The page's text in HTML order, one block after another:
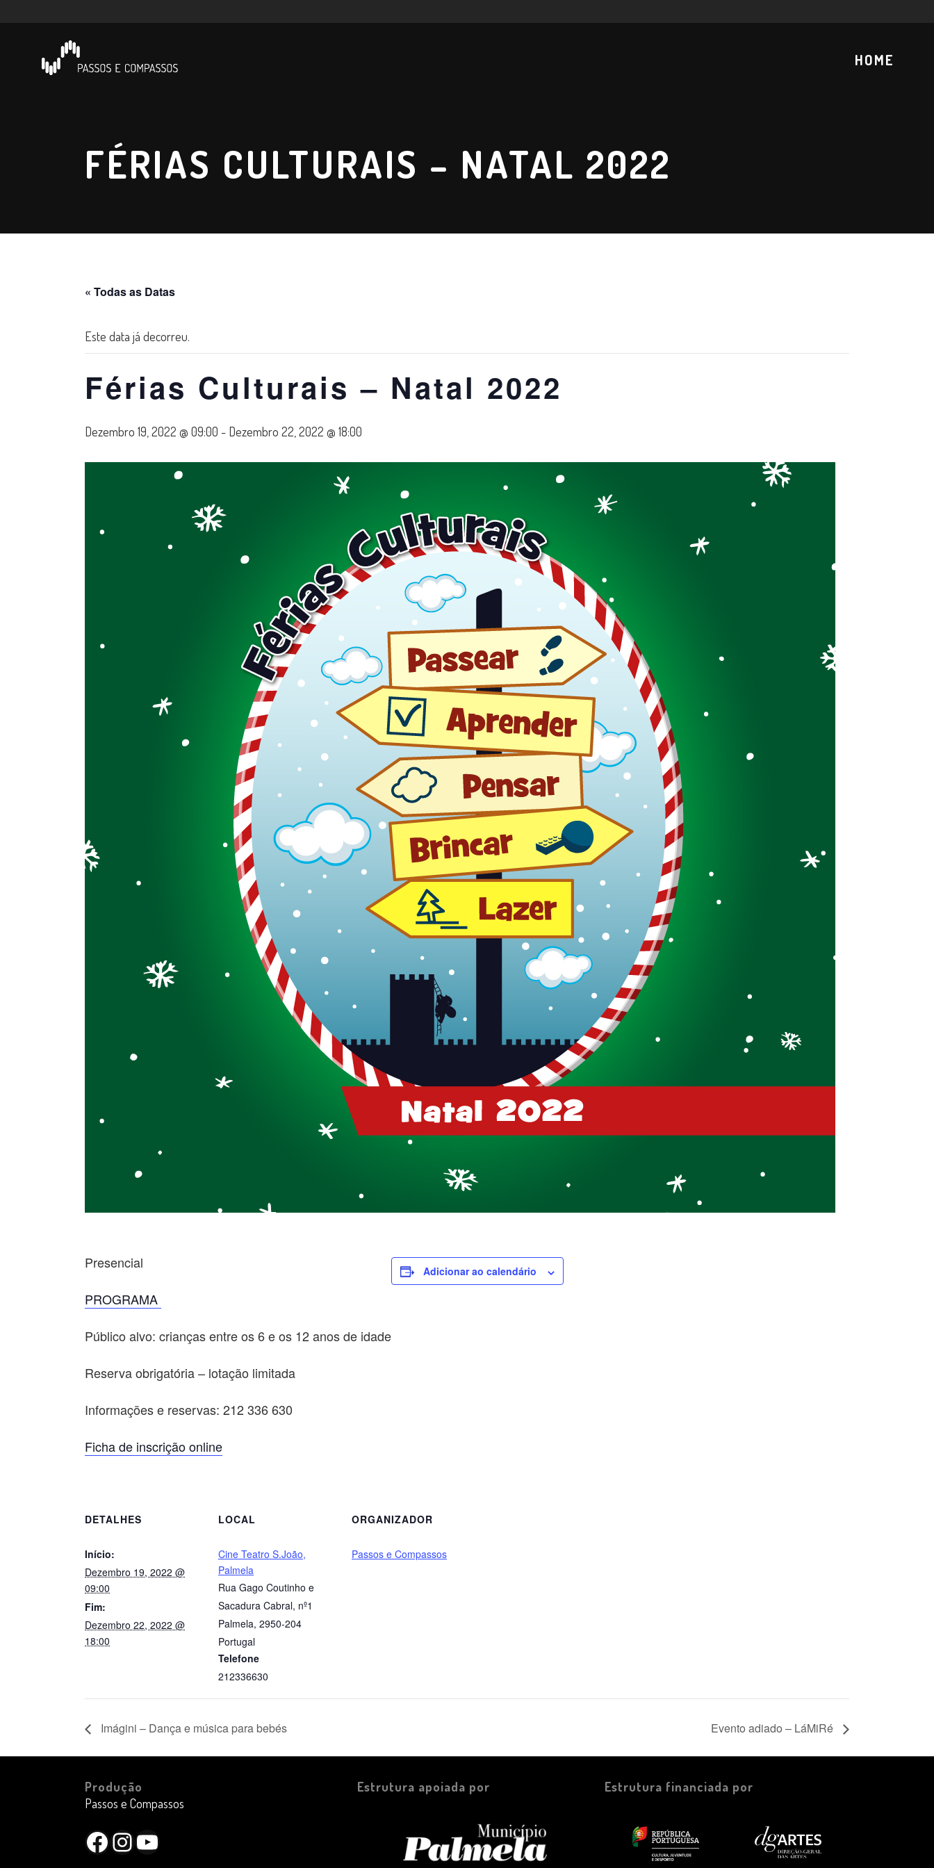
HOME
FÉRIAS CULTURAIS – NATAL 2022
« Todas as Datas
Este data já decorreu.
Férias Culturais – Natal 2022
Dezembro 19, 2022 @ 09:00 - Dezembro 22, 2022 @ 18:00
Presencial
PROGRAMA
Público alvo: crianças entre os 6 e os 12 anos de idade
Reserva obrigatória – lotação limitada
Informações e reservas: 212 336 630
Ficha de inscrição online
Adicionar ao calendário
DETALHES
Início:
Dezembro 19, 2022 @
09:00
Fim:
Dezembro 22, 2022 @
18:00
LOCAL
Cine Teatro S.João,
Palmela
Rua Gago Coutinho e
Sacadura Cabral, nº1
Palmela, 2950-204
Portugal
Telefone
212336630
ORGANIZADOR
Passos e Compassos
Imágini – Dança e música para bebés Evento adiado – LáMiRé
Produção
Passos e Compassos
Facebook
Instagram
YouTube
Estrutura apoiada por Estrutura financiada por